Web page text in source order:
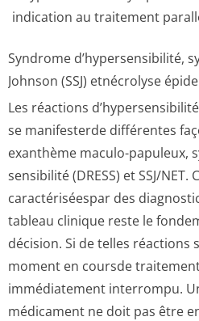
indication au traitement
Syndrome d’hypersensibilité,
Johnson (SSJ) etnécrolyse
Les réactions
se manifesterde différentes
exanthème maculo-papuleux,
sensibilité (DRESS) et SSJ/
caractériséespar des
tableau clinique reste le
décision. Si de telles réactions
moment en coursde
immédiatement interrompu.
médicament ne doit pas être